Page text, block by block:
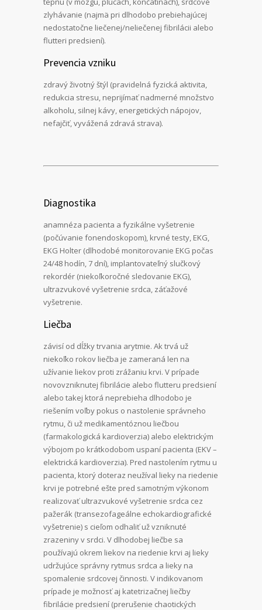
zlyhávanie (najmä pri dlhodobo prebiehajúcej
nedostatočne liečenej/neliečenej fibrilácii alebo
flutteri predsiení).
Prevencia vzniku
zdravý životný štýl (pravidelná fyzická aktivita,
redukcia stresu, neprijímať nadmerné množstvo
alkoholu, silnej kávy, energetických nápojov,
nefajčiť, vyvážená zdravá strava).
Diagnostika
anamnéza pacienta a fyzikálne vyšetrenie
(počúvanie fonendoskopom), krvné testy, EKG,
EKG Holter (dlhodobé monitorovanie EKG počas
24/48 hodín, 7 dní), implantovateľný slučkový
rekordér (niekoľkoročné sledovanie EKG),
ultrazvukové vyšetrenie srdca, záťažové
vyšetrenie.
Liečba
závisí od dĺžky trvania arytmie. Ak trvá už
niekoľko rokov liečba je zameraná len na
užívanie liekov proti zrážaniu krvi. V prípade
novovzniknutej fibrilácie alebo flutteru predsiení
alebo takej ktorá neprebieha dlhodobo je
riešením voľby pokus o nastolenie správneho
rytmu, či už medikamentóznou liečbou
(farmakologická kardioverzia) alebo elektrickým
výbojom po krátkodobom uspaní pacienta (EKV –
elektrická kardioverzia). Pred nastolením rytmu u
pacienta, ktorý doteraz neužíval lieky na riedenie
krvi je potrebné ešte pred samotným výkonom
realizovať ultrazvukové vyšetrenie srdca cez
pažerák (transezofageálne echokardiografické
vyšetrenie) s cieľom odhaliť už vzniknuté
zrazeniny v srdci. V dlhodobej liečbe sa
používajú okrem liekov na riedenie krvi aj lieky
udržujúce správny rytmus srdca a lieky na
spomalenie srdcovej činnosti. V indikovanom
prípade je možnosť aj katetrizačnej liečby
fibrilácie predsiení (prerušenie chaotických